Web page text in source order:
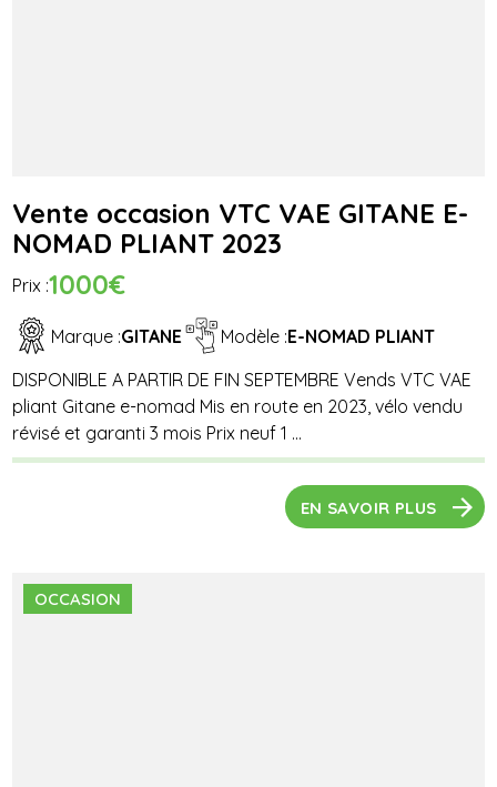
Vente occasion VTC VAE GITANE E-
NOMAD PLIANT 2023
Prix :1000€
Marque :GITANE Modèle :E-NOMAD PLIANT
DISPONIBLE A PARTIR DE FIN SEPTEMBRE Vends VTC VAE
pliant Gitane e-nomad Mis en route en 2023, vélo vendu
révisé et garanti 3 mois Prix neuf 1 ...
EN SAVOIR PLUS
OCCASION